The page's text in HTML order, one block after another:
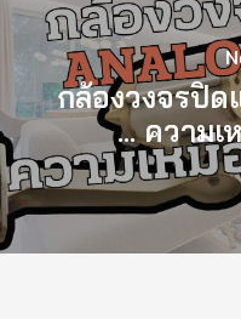
กล้องวงจรปิด
… ความเ